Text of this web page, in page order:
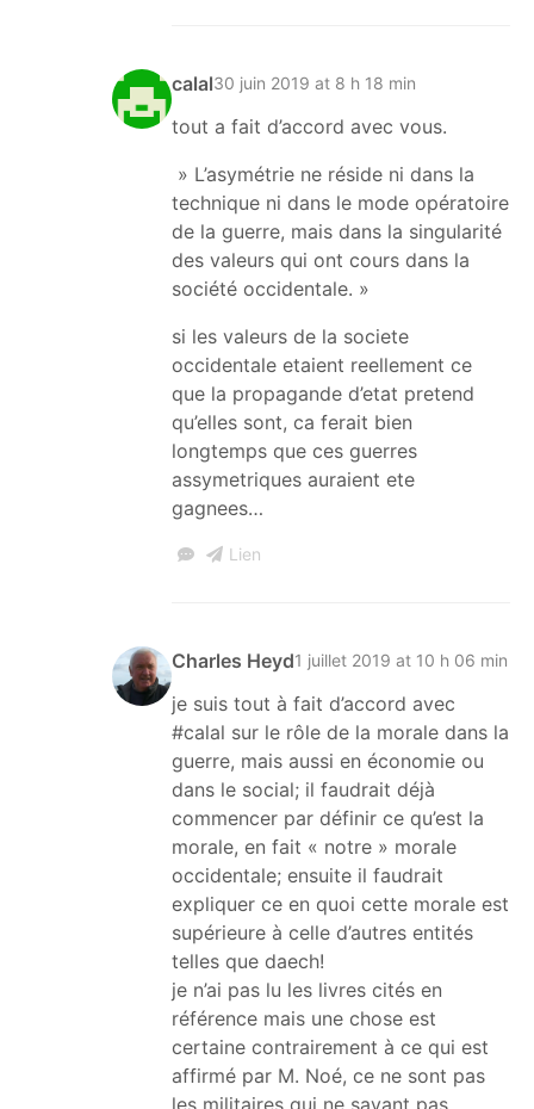
calal30 juin 2019 at 8 h 18 min
tout a fait d’accord avec vous.
» L’asymétrie ne réside ni dans la
technique ni dans le mode opératoire
de la guerre, mais dans la singularité
des valeurs qui ont cours dans la
société occidentale. »
si les valeurs de la societe
occidentale etaient reellement ce
que la propagande d’etat pretend
qu’elles sont, ca ferait bien
longtemps que ces guerres
assymetriques auraient ete
gagnees…
Lien
Charles Heyd1 juillet 2019 at 10 h 06 min
je suis tout à fait d’accord avec
#calal sur le rôle de la morale dans la
guerre, mais aussi en économie ou
dans le social; il faudrait déjà
commencer par définir ce qu’est la
morale, en fait « notre » morale
occidentale; ensuite il faudrait
expliquer ce en quoi cette morale est
supérieure à celle d’autres entités
telles que daech!
je n’ai pas lu les livres cités en
référence mais une chose est
certaine contrairement à ce qui est
affirmé par M. Noé, ce ne sont pas
les militaires qui ne savant pas